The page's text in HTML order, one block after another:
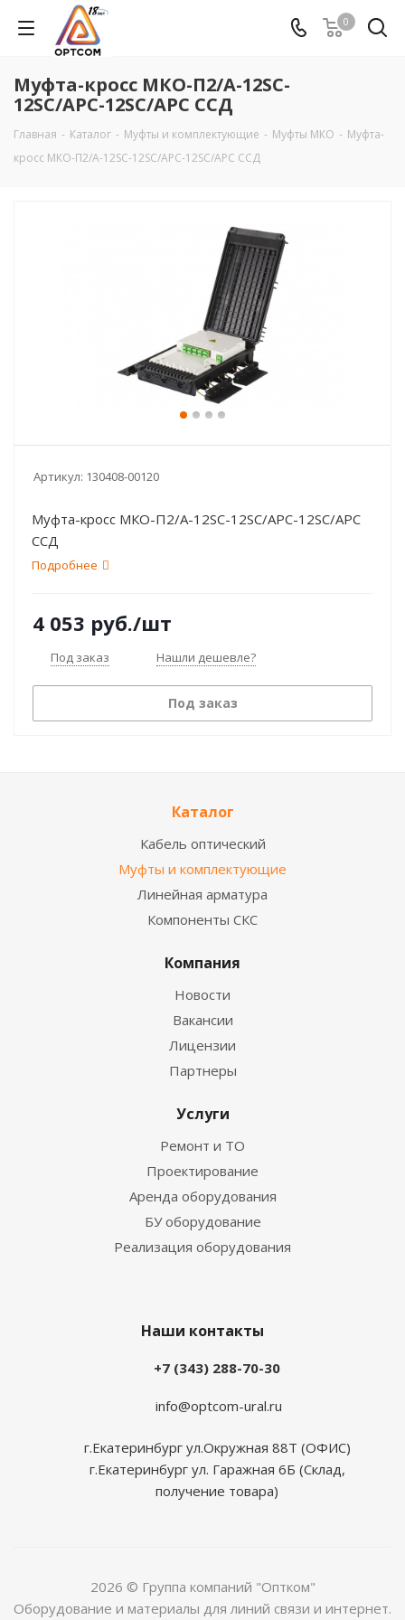
0
Муфта-кросс МКО-П2/A-12SC-
12SC/APC-12SC/APC ССД
Главная - Каталог - Муфты и комплектующие - Муфты МКО - Муфта-
кросс МКО-П2/A-12SC-12SC/APC-12SC/APC ССД
Артикул: 130408-00120
Муфта-кросс МКО-П2/A-12SC-12SC/APC-12SC/APC
ССД
Подробнее
4 053 руб./шт
Под заказ Нашли дешевле?
Под заказ
Каталог
Кабель оптический
Муфты и комплектующие
Линейная арматура
Компоненты СКС
Компания
Новости
Вакансии
Лицензии
Партнеры
Услуги
Ремонт и ТО
Проектирование
Аренда оборудования
БУ оборудование
Реализация оборудования
Наши контакты
+7 (343) 288-70-30
info@optcom-ural.ru
г.Екатеринбург ул.Окружная 88Т (ОФИС)
г.Екатеринбург ул. Гаражная 6Б (Склад,
получение товара)
2026 © Группа компаний "Оптком"
Оборудование и материалы для линий связи и интернет.